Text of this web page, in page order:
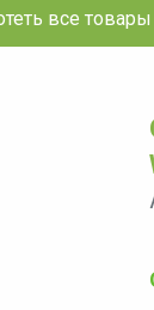
все товары